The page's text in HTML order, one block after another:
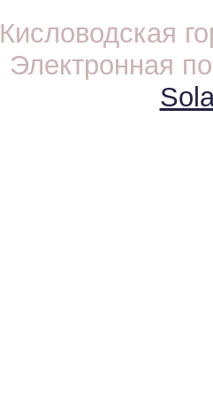
Кисловодская
Электронная